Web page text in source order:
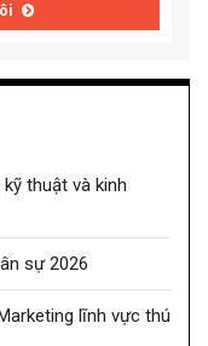
thuật và kinh
sự 2026
lĩnh vực thú